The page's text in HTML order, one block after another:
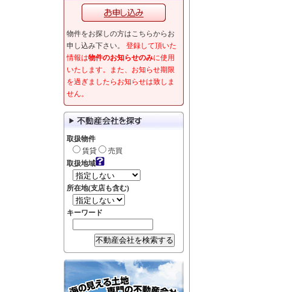
物件をお探しの方はこちらからお
申し込み下さい。 登録して頂いた
情報は物件のお知らせのみに使用
いたします。また、お知らせ期限
を過ぎましたらお知らせは致しま
せん。
取扱物件
賃貸
売買
取扱地域
所在地(支店も含む)
キーワード